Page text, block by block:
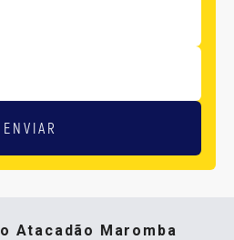
ENVIAR
Atacadão Maromba